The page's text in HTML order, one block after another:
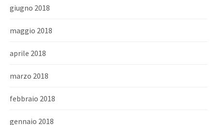
giugno 2018
maggio 2018
aprile 2018
marzo 2018
febbraio 2018
gennaio 2018